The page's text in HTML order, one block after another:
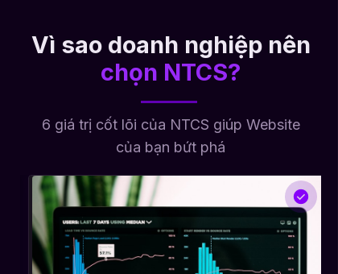
Vì sao doanh nghiệp nên
chọn NTCS?
6 giá trị cốt lõi của NTCS giúp Website
của bạn bứt phá